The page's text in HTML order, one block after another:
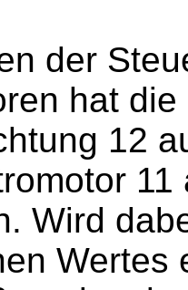
der
hat
12
Wird
Wertes